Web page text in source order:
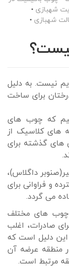
شهبازی •
شهبازی •
نیست. به دلیل
برای ساخت
که چوب های
های کلاسیک از
های گذشته برای
داگلاس)،
و فراوانی برای
می گردد.
چوب های مختلف
صادرات، اغلب
این دلیل است که
منطقه عرضه آن
مرتبط است.